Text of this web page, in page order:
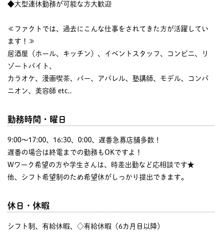
◆大型連休勤務が可能な方大歓迎
≪ファクトでは、過去にこんな仕事をされてきた方が活躍してい
ます！≫
居酒屋（ホール、キッチン）、イベントスタッフ、コンビニ、リ
ゾートバイト、
カラオケ、漫画喫茶、バー、アパレル、塾講師、モデル、コンパ
ニオン、美容師 etc..
勤務時間・曜日
9:00〜17:00、16:30、0:00、遅番急募店舗多数！
遅番の場合は終電までの勤務もOKですよ！
Wワーク希望の方や学生さんは、時差出勤など応相談です★
他、シフト希望制のため希望休がしっかり提出できます。
休日・休暇
シフト制、有給休暇、◇有給休暇（6カ月目以降）